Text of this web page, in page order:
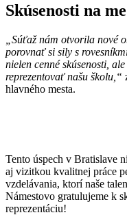
Skúsenosti na
„Súťaž nám otvorila nové
porovnať si sily s
nielen cenné skúsenosti,
reprezentovať našu školu,“
hlavného mesta.
Tento úspech v Bratislave
aj vizitkou kvalitnej práce
vzdelávania, ktorí naše
Námestovo gratulujeme k
reprezentáciu!